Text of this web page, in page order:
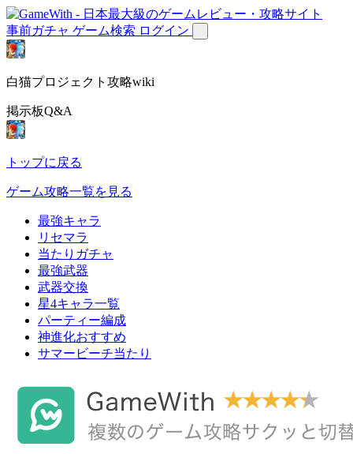
事前ガチャ ゲーム検索 ログイン
白猫プロジェクト攻略wiki
掲示板Q&A
トップに戻る
ゲーム攻略一覧を見る
最強キャラ
リセマラ
当たりガチャ
最強武器
武器交換
星4キャラ一覧
パーティー編成
神進化おすすめ
サマービーチ当たり